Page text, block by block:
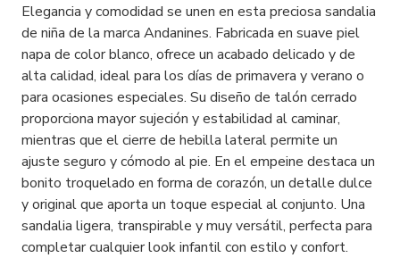
Elegancia y comodidad se unen en esta preciosa sandalia
de niña de la marca Andanines. Fabricada en suave piel
napa de color blanco, ofrece un acabado delicado y de
alta calidad, ideal para los días de primavera y verano o
para ocasiones especiales. Su diseño de talón cerrado
proporciona mayor sujeción y estabilidad al caminar,
mientras que el cierre de hebilla lateral permite un
ajuste seguro y cómodo al pie. En el empeine destaca un
bonito troquelado en forma de corazón, un detalle dulce
y original que aporta un toque especial al conjunto. Una
sandalia ligera, transpirable y muy versátil, perfecta para
completar cualquier look infantil con estilo y confort.